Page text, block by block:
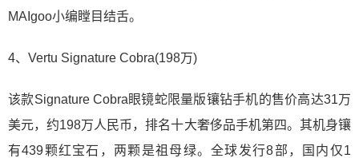
MAIgoo小编瞠目结舌。
4、Vertu Signature Cobra(198万)
该款Signature Cobra眼镜蛇限量版镶钻手机的售价高达31万
美元，约198万人民币，排名十大奢侈品手机第四。其机身镶
有439颗红宝石，两颗是祖母绿。全球发行8部，国内仅1